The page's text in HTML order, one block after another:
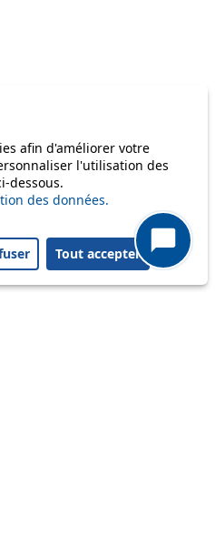
are listed above.
?
afin d'améliorer votre
l'utilisation des
dessous.
des données.
Tout accepter